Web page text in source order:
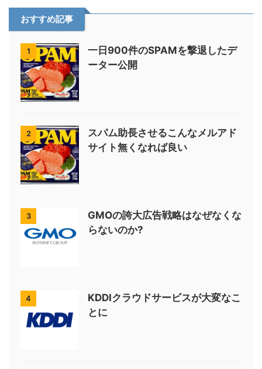
おすすめ記事
1
一日900件のSPAMを撃退したデ
ーター公開
2
スパム助長させるこんなメルアド
サイト無くなれば良い
3
GMOの誇大広告戦略はなぜなくな
らないのか?
4
KDDIクラウドサービスが大変なこ
とに